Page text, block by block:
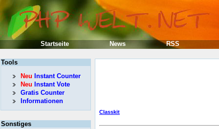
Classkit
Tools
Neu Instant Counter
Neu Instant Vote
Gratis Counter
Informationen
Sonstiges
Startseite News RSS